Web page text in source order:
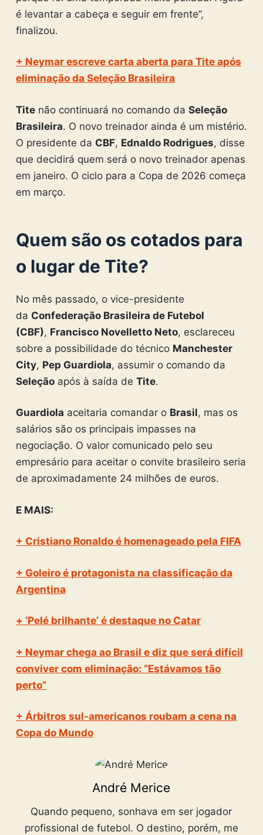
é levantar a cabeça e seguir em frente”,
finalizou.
+ Neymar escreve carta aberta para Tite após
eliminação da Seleção Brasileira
Titenão continuará no comando da Seleção
Brasileira. O novo treinador ainda é um mistério.
O presidente da CBF, Ednaldo Rodrigues, disse
que decidirá quem será o novo treinador apenas
em janeiro. O ciclo para a Copa de 2026 começa
em março.
Quem são os cotados para
o lugar de Tite?
No mês passado, o vice-presidente
da Confederação Brasileira de Futebol
(CBF), Francisco Novelletto Neto, esclareceu
sobre a possibilidade do técnico Manchester
City, Pep Guardiola, assumir o comando da
Seleçãoapós à saída de Tite.
Guardiola aceitaria comandar o Brasil, mas os
salários são os principais impasses na
negociação. O valor comunicado pelo seu
empresário para aceitar o convite brasileiro seria
de aproximadamente 24 milhões de euros.
E MAIS:
+ Cristiano Ronaldo é homenageado pela FIFA
+ Goleiro é protagonista na classificação da
Argentina
+ ‘Pelé brilhante’ é destaque no Catar
+ Neymar chega ao Brasil e diz que será difícil
conviver com eliminação: “Estávamos tão
perto”
+ Árbitros sul-americanos roubam a cena na
Copa do Mundo
André Merice
Quando pequeno, sonhava em ser jogador
profissional de futebol. O destino, porém, me